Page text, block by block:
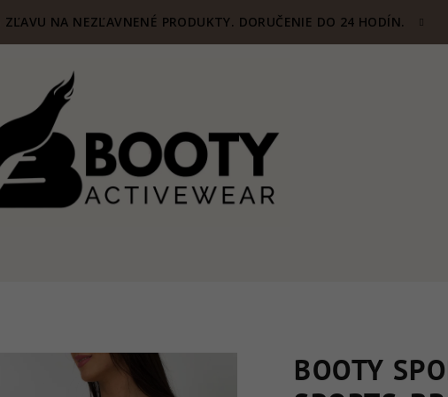
NA NEZĽAVNENÉ PRODUKTY. DORUČENIE DO 24 HODÍN.
BOOTY